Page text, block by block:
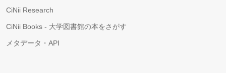
CiNii Research
CiNii Books - 大学図書館の本をさがす
メタデータ・API